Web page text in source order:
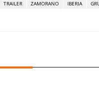
TRAILER ZAMORANO IBERIA